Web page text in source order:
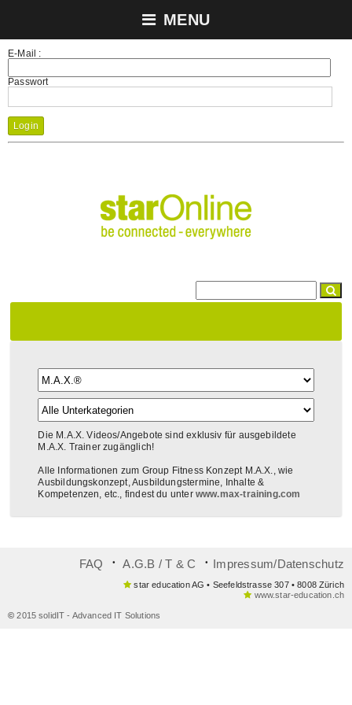
MENU
E-Mail :
Passwort
Login
Die M.A.X. Videos/Angebote sind exklusiv für ausgebildete
M.A.X. Trainer zugänglich!
Alle Informationen zum Group Fitness Konzept M.A.X., wie
Ausbildungskonzept, Ausbildungstermine, Inhalte &
Kompetenzen, etc., findest du unter www.max-training.com
FAQ ᛫ A.G.B / T & C ᛫ Impressum/Datenschutz
star education AG • Seefeldstrasse 307 • 8008 Zürich
www.star-education.ch
©2015 solidIT - Advanced IT Solutions